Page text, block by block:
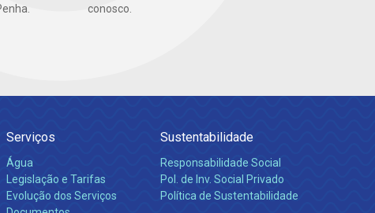
conosco.
Serviços
Água
Legislação e Tarifas
Evolução dos Serviços
Sustentabilidade
Responsabilidade Social
Pol. de Inv. Social Privado
Política de Sustentabilidade